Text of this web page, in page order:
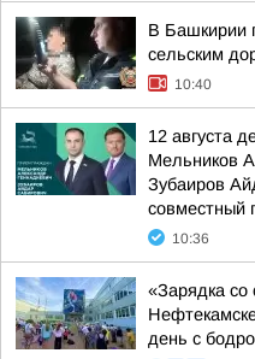
В Башкирии
сельским
10:40
12 августа
Мельников
Зубаиров
совместный
10:36
«Зарядка со
день с